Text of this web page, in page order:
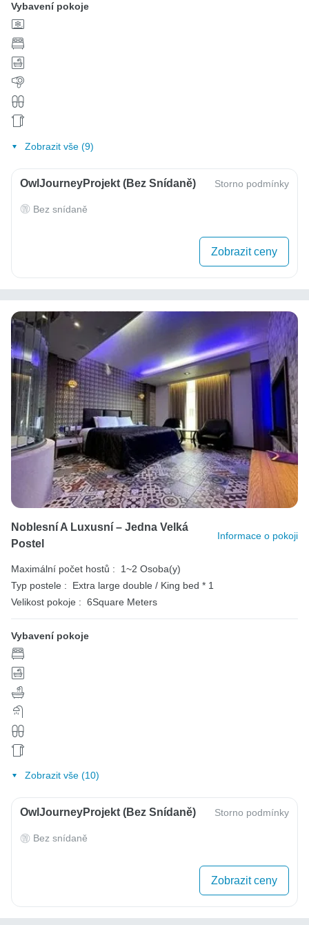
Vybavení pokoje
Zobrazit vše (9)
OwlJourneyProjekt (bez Snídaně) Storno podmínky
Bez snídaně
Zobrazit ceny
Noblesní A Luxusní – Jedna Velká
Postel
Informace o pokoji
Maximální počet hostů :
1~2 Osoba(y)
Typ postele :
Extra large double / King bed * 1
Velikost pokoje : 6Square Meters
Vybavení pokoje
Zobrazit vše (10)
OwlJourneyProjekt (bez Snídaně) Storno podmínky
Bez snídaně
Zobrazit ceny